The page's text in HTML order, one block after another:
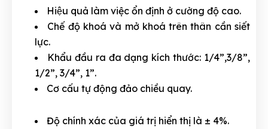
Hiệu quả làm việc ổn định ở cường độ cao.
Chế độ khoá và mở khoá trên thân cần siết
lực.
Khẩu đầu ra đa dạng kích thước: 1/4”,3/8”,
1/2”, 3/4”, 1”.
Cơ cấu tự động đảo chiều quay.
Độ chính xác của giá trị hiển thị là ± 4%.